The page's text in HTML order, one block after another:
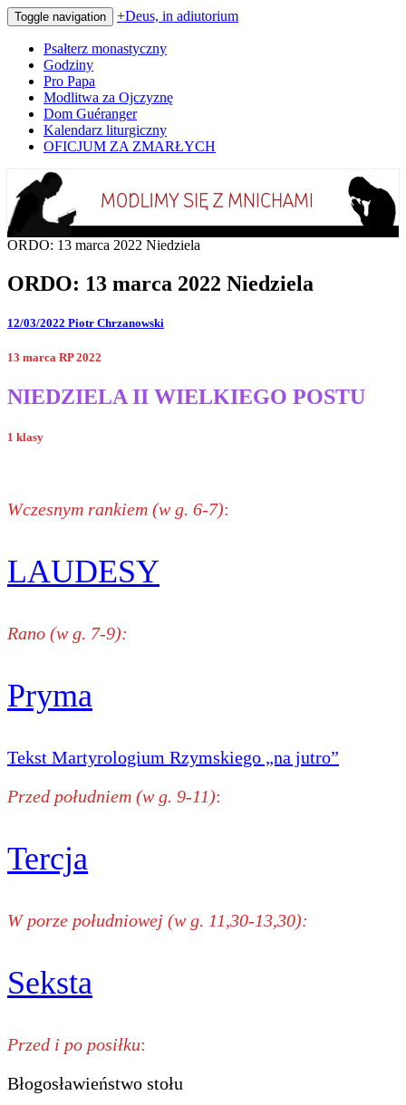
Toggle navigation +Deus, in adiutorium
Psałterz monastyczny
Godziny
Pro Papa
Modlitwa za Ojczyznę
Dom Guéranger
Kalendarz liturgiczny
OFICJUM ZA ZMARŁYCH
+Deus, in adiutorium
Codziennie modlimy się z mnichami
ORDO: 13 marca 2022 Niedziela
ORDO: 13 marca 2022 Niedziela
12/03/2022 Piotr Chrzanowski
13 marca RP 2022
NIEDZIELA II WIELKIEGO POSTU
1 klasy
Wczesnym rankiem (w g. 6-7):
LAUDESY
Rano (w g. 7-9):
Pryma
Tekst Martyrologium Rzymskiego „na jutro”
Przed południem (w g. 9-11):
Tercja
W porze południowej (w g. 11,30-13,30):
Seksta
Przed i po posiłku:
Błogosławieństwo stołu